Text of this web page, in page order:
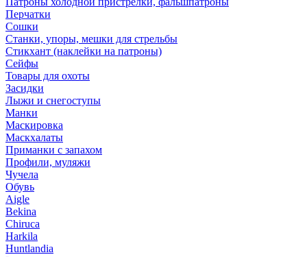
Перчатки
Сошки
Станки, упоры, мешки для стрельбы
Стикхант (наклейки на патроны)
Сейфы
Товары для охоты
Засидки
Лыжи и снегоступы
Манки
Маскировка
Маскхалаты
Приманки с запахом
Профили, муляжи
Чучела
Обувь
Aigle
Bekina
Chiruсa
Harkila
Huntlandia